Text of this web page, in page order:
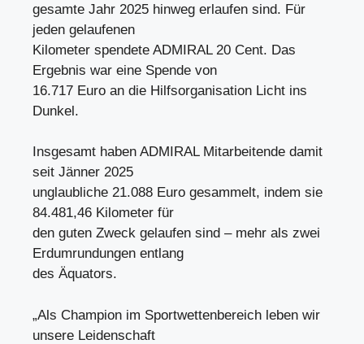
gesamte Jahr 2025 hinweg erlaufen sind. Für
jeden gelaufenen
Kilometer spendete ADMIRAL 20 Cent. Das
Ergebnis war eine Spende von
16.717 Euro an die Hilfsorganisation Licht ins
Dunkel.
Insgesamt haben ADMIRAL Mitarbeitende damit
seit Jänner 2025
unglaubliche 21.088 Euro gesammelt, indem sie
84.481,46 Kilometer für
den guten Zweck gelaufen sind – mehr als zwei
Erdumrundungen entlang
des Äquators.
„Als Champion im Sportwettenbereich leben wir
unsere Leidenschaft